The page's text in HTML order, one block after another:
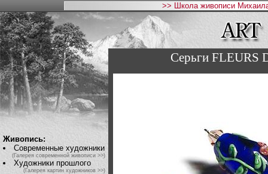
>> Школа живописи
Живопись:
Современные художники
(Галерея современной живописи >>)
Художники прошлого
(Галерея картин художников >>)
Серьги FLEURS